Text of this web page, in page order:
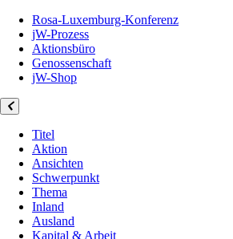
Rosa-Luxemburg-Konferenz
jW-Prozess
Aktionsbüro
Genossenschaft
jW-Shop
Titel
Aktion
Ansichten
Schwerpunkt
Thema
Inland
Ausland
Kapital & Arbeit